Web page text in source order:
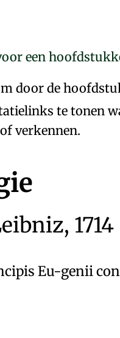
een
door de
te tonen
verkennen.
, 1714
Eu-genii